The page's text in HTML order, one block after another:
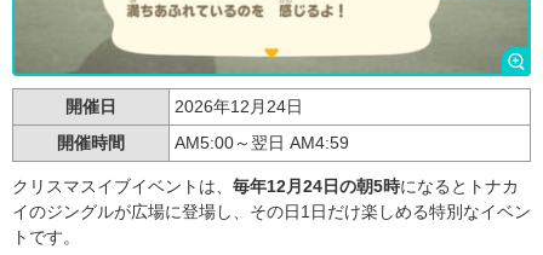
開催日
2026年12月24日
開催時間
AM5:00～翌日 AM4:59
クリスマスイブイベントは、 毎年12月24日の朝5時になるとトナカ
イのジングルが広場に登場し、その日1日だけ楽しめる特別なイベン
トです。